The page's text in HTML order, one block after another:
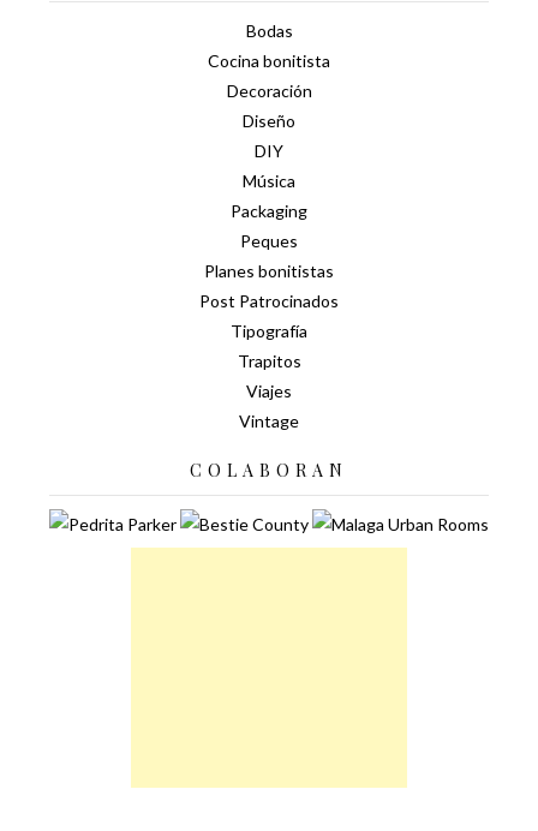
Bodas
Cocina bonitista
Decoración
Diseño
DIY
Música
Packaging
Peques
Planes bonitistas
Post Patrocinados
Tipografía
Trapitos
Viajes
Vintage
COLABORAN